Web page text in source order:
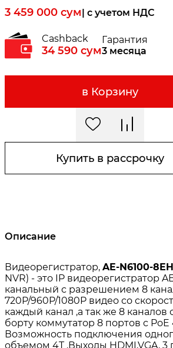
3 459 000 сум| c учетом НДС
Cashback
34 590 сум
Гарантия
3 месяца
в Корзину
Купить в рассрочку
Описание